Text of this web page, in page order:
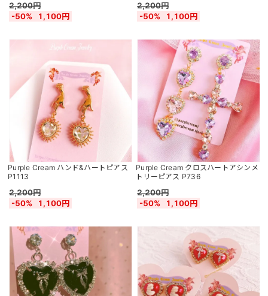
2,200円
-50%
1,100円
2,200円
-50%
1,100円
Purple Cream ハンド&ハートピアス
P1113
2,200円
-50%
1,100円
Purple Cream クロスハートアシンメ
トリーピアス P736
2,200円
-50%
1,100円